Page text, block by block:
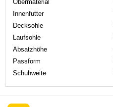
Obermaterial
Innenfutter
Decksohle
Laufsohle
Absatzhöhe
Passform
Schuhweite